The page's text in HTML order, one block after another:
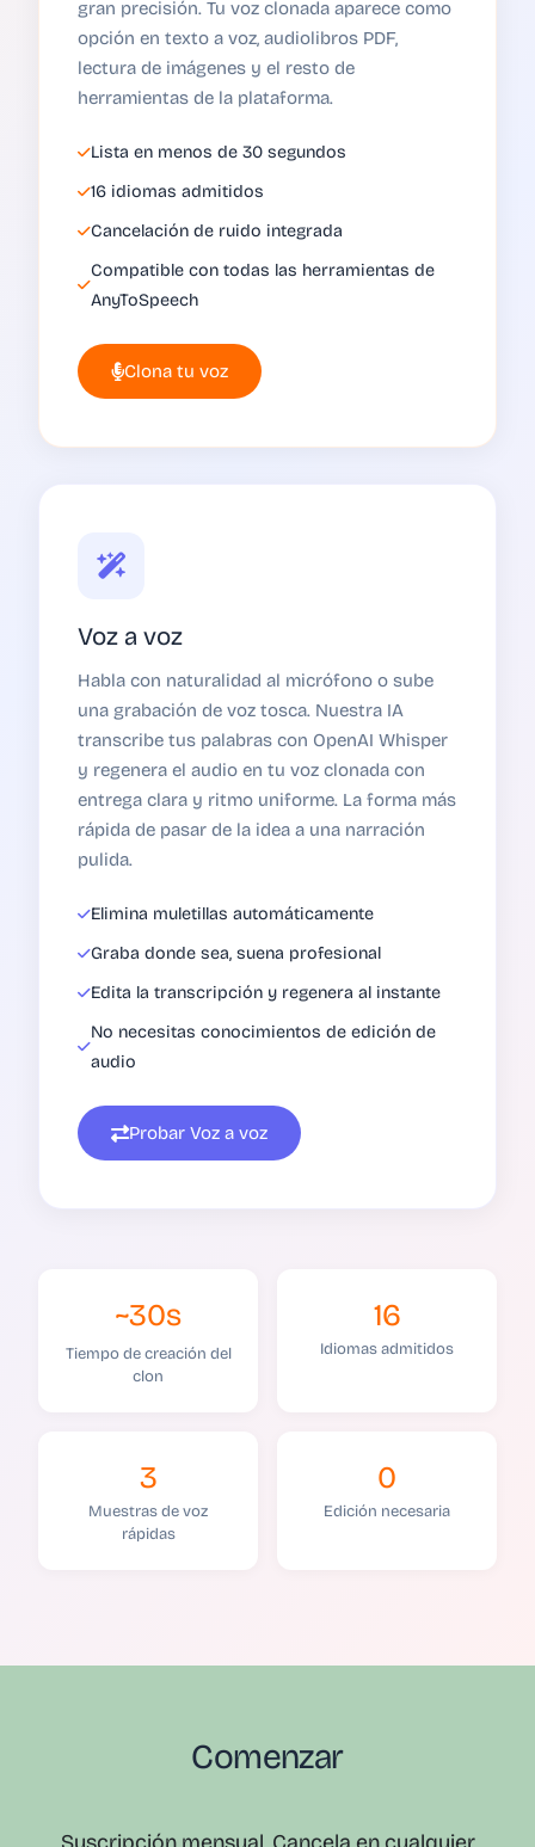
gran precisión. Tu voz clonada aparece como
opción en texto a voz, audiolibros PDF,
lectura de imágenes y el resto de
herramientas de la plataforma.
Lista en menos de 30 segundos
16 idiomas admitidos
Cancelación de ruido integrada
Compatible con todas las herramientas de
AnyToSpeech
Clona tu voz
Voz a voz
Habla con naturalidad al micrófono o sube
una grabación de voz tosca. Nuestra IA
transcribe tus palabras con OpenAI Whisper
y regenera el audio en tu voz clonada con
entrega clara y ritmo uniforme. La forma más
rápida de pasar de la idea a una narración
pulida.
Elimina muletillas automáticamente
Graba donde sea, suena profesional
Edita la transcripción y regenera al instante
No necesitas conocimientos de edición de
audio
Probar Voz a voz
~30s
Tiempo de creación del
clon
16
Idiomas admitidos
3
Muestras de voz
rápidas
0
Edición necesaria
Comenzar